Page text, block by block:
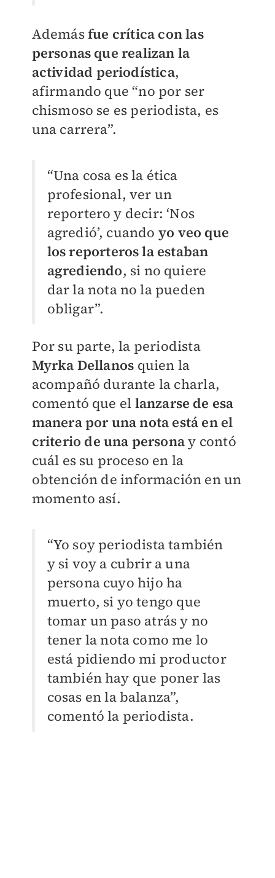
Ademásfue crítica con las
personas que realizan la
actividad periodística,
afirmando que “no por ser
chismoso se es periodista, es
una carrera”.
“Una cosa es la ética
profesional, ver un
reportero y decir: ‘Nos
agredió’, cuando yo veo que
los reporteros la estaban
agrediendo, si no quiere
dar la nota no la pueden
obligar”.
Por su parte, la periodista
Myrka Dellanos quien la
acompañó durante la charla,
comentó que el lanzarse de esa
manera por una nota está en el
criterio de una personay contó
cuál es su proceso en la
obtención de información en un
momento así.
“Yo soy periodista también
y si voy a cubrir a una
persona cuyo hijo ha
muerto, si yo tengo que
tomar un paso atrás y no
tener la nota como me lo
está pidiendo mi productor
también hay que poner las
cosas en la balanza”,
comentó la periodista.